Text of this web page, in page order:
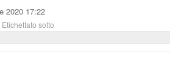
2020 17:22
Etichettato sotto